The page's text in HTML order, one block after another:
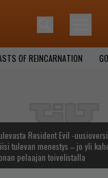
OF REINCARNATION
Resident Evil -
tulevan menestys – jo yli
pelaajan toivelistalla